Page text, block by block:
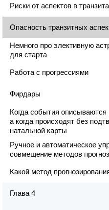
Риски от аспектов в
Опасность транзитных
Немного про элективную
для старта
Работа с прогрессиями
Фирдары
Когда события описываются
а когда происходят без
натальной карты
Ручное и автоматическое
совмещение методов
Какой метод
Глава 4